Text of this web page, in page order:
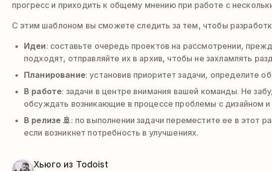
прогресс и приходить к общему мнению при работе с
С этим шаблоном вы сможете следить за тем, чтобы
Идеи: составьте очередь проектов на рассмотрении,
подходят, отправляйте их в архив, чтобы не захламлять
Планирование: установив приоритет задачи, определите
В работе: задачи в центре внимания вашей команды. Не
обсуждать возникающие в процессе проблемы с дизайном и
В релизе 🚢: по выполнении задачи переместите ее в этот
если возникнет потребность в улучшениях.
Хьюго из Todoist